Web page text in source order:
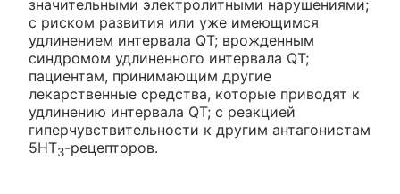
значительными электролитными нарушениями;
с риском развития или уже имеющимся
удлинением интервала QT; врожденным
синдромом удлиненного интервала QT;
пациентам, принимающим другие
лекарственные средства, которые приводят к
удлинению интервала QT; с реакцией
гиперчувствительности к другим антагонистам
5НТ3-рецепторов.